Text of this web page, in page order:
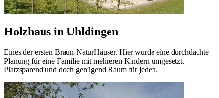
Holzhaus in Uhldingen
Eines der ersten Braun-NaturHäuser. Hier wurde eine durchdachte
Planung für eine Familie mit mehreren Kindern umgesetzt.
Platzsparend und doch genügend Raum für jeden.